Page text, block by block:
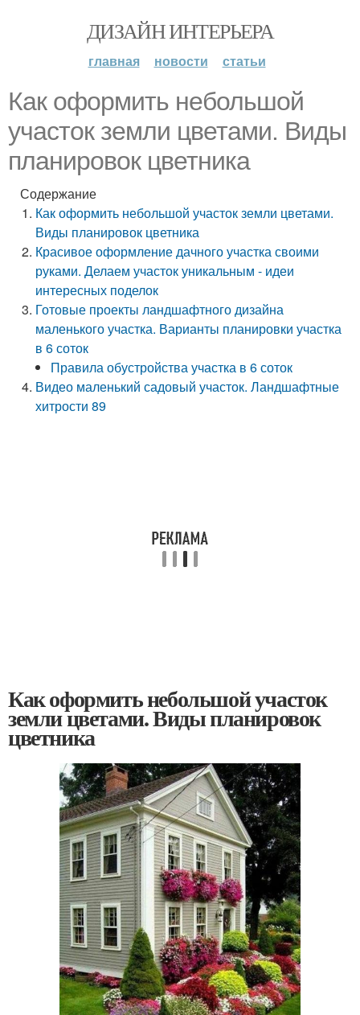
ДИЗАЙН ИНТЕРЬЕРА
главная новости статьи
Как оформить небольшой
участок земли цветами. Виды
планировок цветника
Содержание
Как оформить небольшой участок земли цветами.
Виды планировок цветника
Красивое оформление дачного участка своими
руками. Делаем участок уникальным - идеи
интересных поделок
Готовые проекты ландшафтного дизайна
маленького участка. Варианты планировки участка
в 6 соток
Правила обустройства участка в 6 соток
Видео маленький садовый участок. Ландшафтные
хитрости 89
Как оформить небольшой участок
земли цветами. Виды планировок
цветника